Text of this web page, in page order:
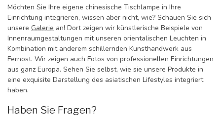
Möchten Sie Ihre eigene chinesische Tischlampe in Ihre
Einrichtung integrieren, wissen aber nicht, wie? Schauen Sie sich
unsere Galerie an! Dort zeigen wir künstlerische Beispiele von
Innenraumgestaltungen mit unseren orientalischen Leuchten in
Kombination mit anderem schillernden Kunsthandwerk aus
Fernost. Wir zeigen auch Fotos von professionellen Einrichtungen
aus ganz Europa. Sehen Sie selbst, wie sie unsere Produkte in
eine exquisite Darstellung des asiatischen Lifestyles integriert
haben.
Haben Sie Fragen?